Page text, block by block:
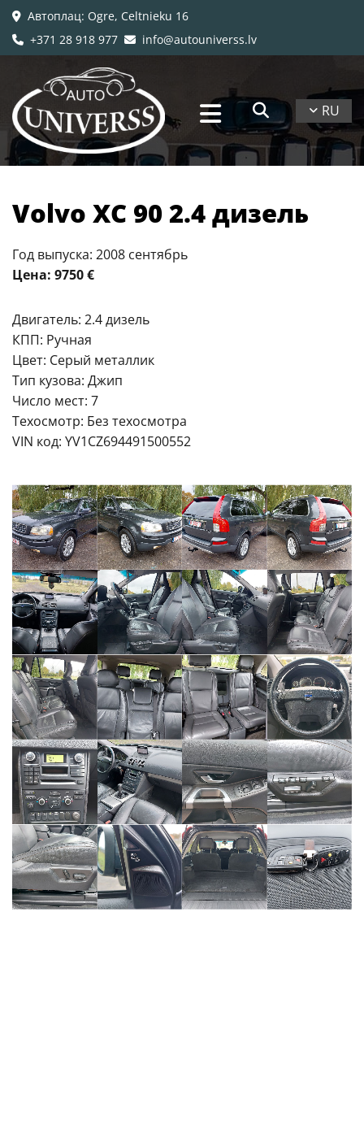
 Автоплац: Ogre, Celtnieku 16
 +371 28 918 977  info@autouniverss.lv
RU
Volvo XC 90 2.4 дизель
Год выпуска: 2008 сентябрь
Цена: 9750 €
Двигатель: 2.4 дизель
КПП: Ручная
Цвет: Серый металлик
Тип кузова: Джип
Число мест: 7
Техосмотр: Без техосмотра
VIN код: YV1CZ694491500552